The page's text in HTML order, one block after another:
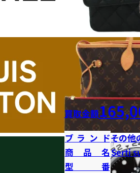
買取金額
ブランドその他
商品名Serti
型番